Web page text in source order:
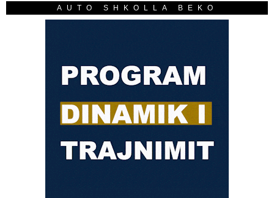
AUTO SHKOLLA BEKO